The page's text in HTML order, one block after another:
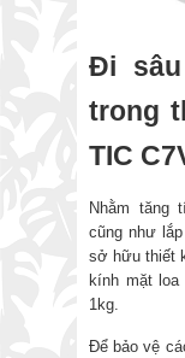
Đi
trong
TIC
Nhằm tăng
cũng như
sở hữu thiết
kính mặt
1kg.
Để bảo vệ